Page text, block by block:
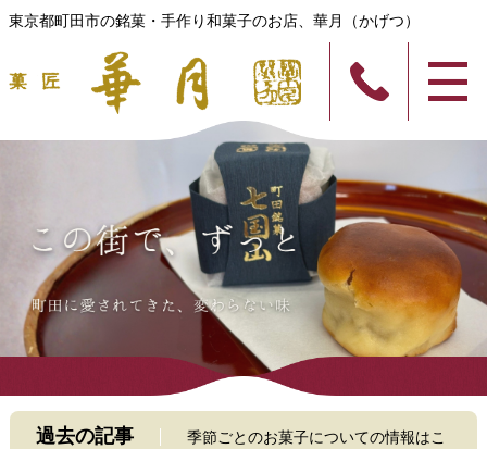
東京都町田市の銘菓・手作り和菓子のお店、華月（かげつ）
過去の記事
季節ごとのお菓子についての情報はこ